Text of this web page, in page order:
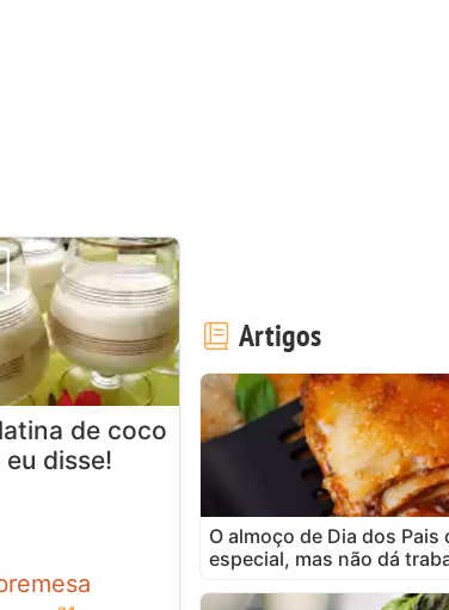
de coco
eu disse!
Artigos
O almoço de Dia dos Pais
especial, mas não dá